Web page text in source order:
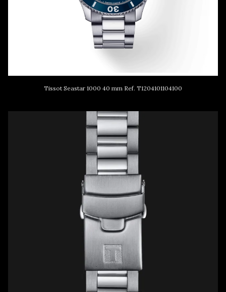
Tissot Seastar 1000 40 mm Ref. T1204101104100